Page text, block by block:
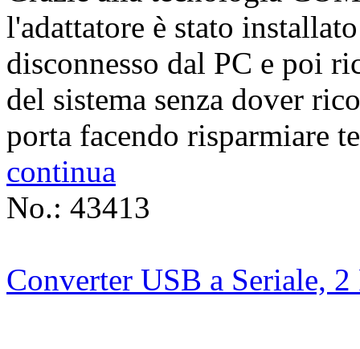
l'adattatore è stato
disconnesso dal PC e poi
del sistema senza dover
porta facendo risparmiare
continua
No.: 43413
Converter USB a Seriale, 2